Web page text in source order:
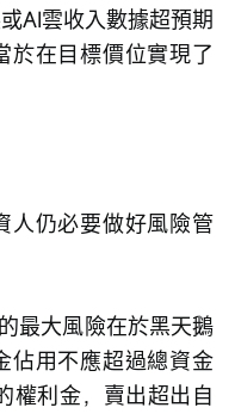
AI雲收入數據超預期
於在目標價位實現了
人仍必要做好風險管
最大風險在於黑天鵝
佔用不應超過總資金
權利金，賣出超出自